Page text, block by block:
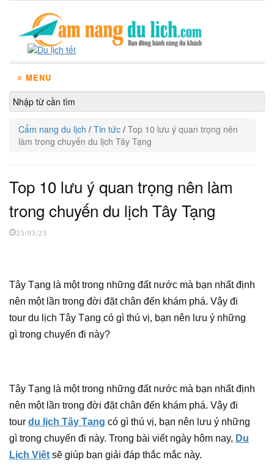
≡ MENU
Cẩm nang du lịch / Tin tức / Top 10 lưu ý quan trọng nên
làm trong chuyến du lịch Tây Tạng
Top 10 lưu ý quan trọng nên làm
trong chuyến du lịch Tây Tạng
25/03/23
Tây Tạng là một trong những đất nước mà bạn nhất định
nên một lần trong đời đặt chân đến khám phá. Vậy đi
tour du lịch Tây Tạng có gì thú vị, bạn nên lưu ý những
gì trong chuyến đi này?
Tây Tạng là một trong những đất nước mà bạn nhất định
nên một lần trong đời đặt chân đến khám phá. Vậy đi
tour du lịch Tây Tạng có gì thú vị, bạn nên lưu ý những
gì trong chuyến đi này. Trong bài viết ngày hôm nay, Du
Lịch Việt sẽ giúp bạn giải đáp thắc mắc này.